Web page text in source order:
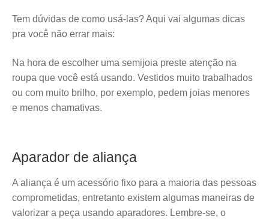
Tem dúvidas de como usá-las? Aqui vai algumas dicas
pra você não errar mais:
Na hora de escolher uma semijoia preste atenção na
roupa que você está usando. Vestidos muito trabalhados
ou com muito brilho, por exemplo, pedem joias menores
e menos chamativas.
Aparador de aliança
A aliança é um acessório fixo para a maioria das pessoas
comprometidas, entretanto existem algumas maneiras de
valorizar a peça usando aparadores. Lembre-se, o